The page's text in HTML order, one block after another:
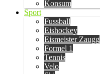
Konsum
Sport
Fussball
Eishockey
Eismeister Zaugg
Formel 1
Tennis
Velo